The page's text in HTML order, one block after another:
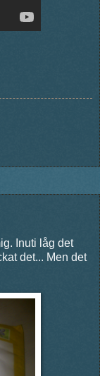
Inuti låg det
det... Men det